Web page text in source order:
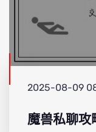
2025-08-09
魔兽私聊攻